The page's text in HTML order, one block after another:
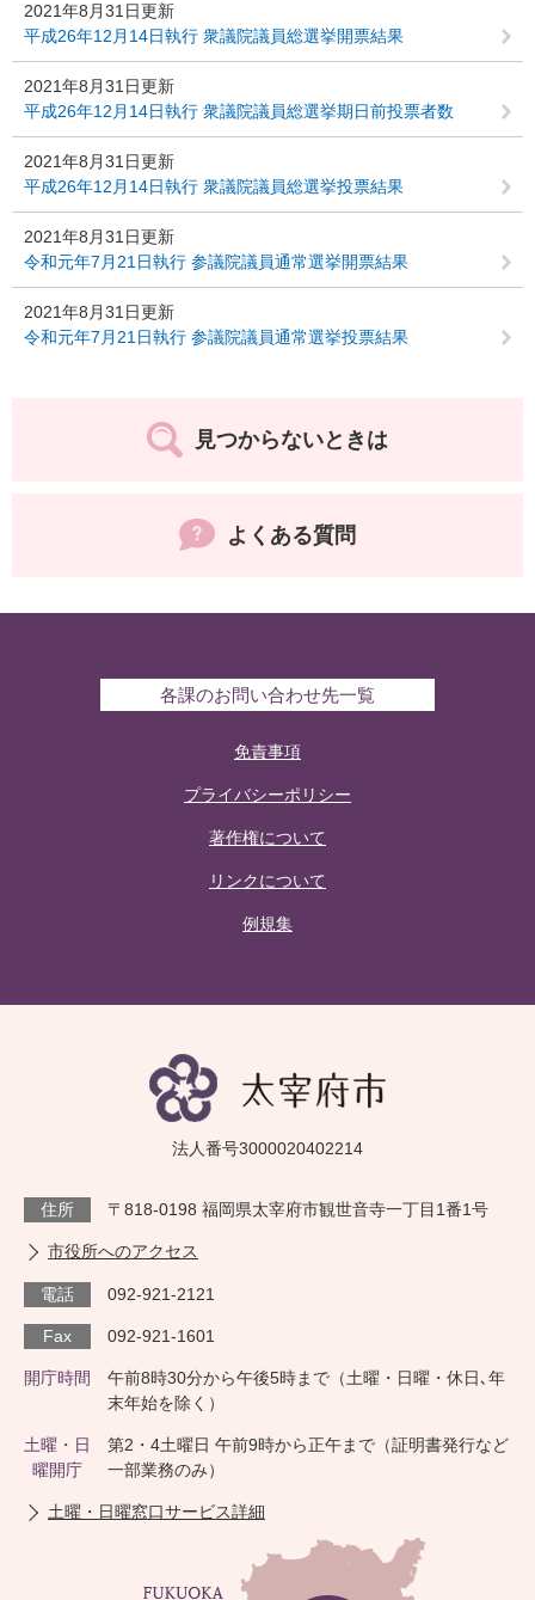
2021年8月31日更新
平成26年12月14日執行 衆議院議員総選挙開票結果
2021年8月31日更新
平成26年12月14日執行 衆議院議員総選挙期日前投票者数
2021年8月31日更新
平成26年12月14日執行 衆議院議員総選挙投票結果
2021年8月31日更新
令和元年7月21日執行 参議院議員通常選挙開票結果
2021年8月31日更新
令和元年7月21日執行 参議院議員通常選挙投票結果
見つからないときは
よくある質問
各課のお問い合わせ先一覧
免責事項
プライバシーポリシー
著作権について
リンクについて
例規集
法人番号3000020402214
住所 〒818-0198 福岡県太宰府市観世音寺一丁目1番1号
市役所へのアクセス
電話 092-921-2121
Fax 092-921-1601
開庁時間
午前8時30分から午後5時まで（土曜・日曜・休日､年
末年始を除く）
土曜・日
曜開庁
第2・4土曜日 午前9時から正午まで（証明書発行など
一部業務のみ）
土曜・日曜窓口サービス詳細